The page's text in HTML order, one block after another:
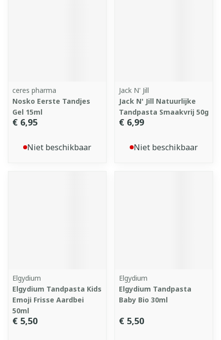
ceres pharma
Nosko Eerste Tandjes
Gel 15ml
€ 6,95
Niet beschikbaar
Jack N' Jill
Jack N' Jill Natuurlijke
Tandpasta Smaakvrij 50g
€ 6,99
Niet beschikbaar
Elgydium
Elgydium Tandpasta Kids
Emoji Frisse Aardbei
50ml
€ 5,50
Elgydium
Elgydium Tandpasta
Baby Bio 30ml
€ 5,50